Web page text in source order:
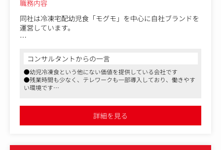
・カジュアル面談・面接の設計、候補者体験づくり
・採用戦略の立案、採用ページ・求人票の作成・改善
・採用広報コンテンツの企画・制作（社員インタビュー、
note、SNS、Oxxx Radio）
・プロダクト広報（新商品のPR企画、商品プレスリリー
ス、メディア・インフルエンサー対応）
職務内容
同社は冷凍宅配幼児食「モグモ」を中心に自社ブランドを
運営しています。
点の冷凍宅配食事サービスです。
忙しい保護者のために、健康的かつバランスの取れた食事
を提供し、お子様の成長をサポートしています。
家族の成長を支えるライフスタイルブランドです。
デザイナーとして、自社商品「モグモ」など自社ブランド
に関するWebデザイン・グラフィックデザインの両方をご
コンサルタントからの一言
●幼児冷凍食という他にない価値を提供している会社です
●残業時間も少なく、テレワークも一部導入しており、働きやす
い環境です
詳細を見る